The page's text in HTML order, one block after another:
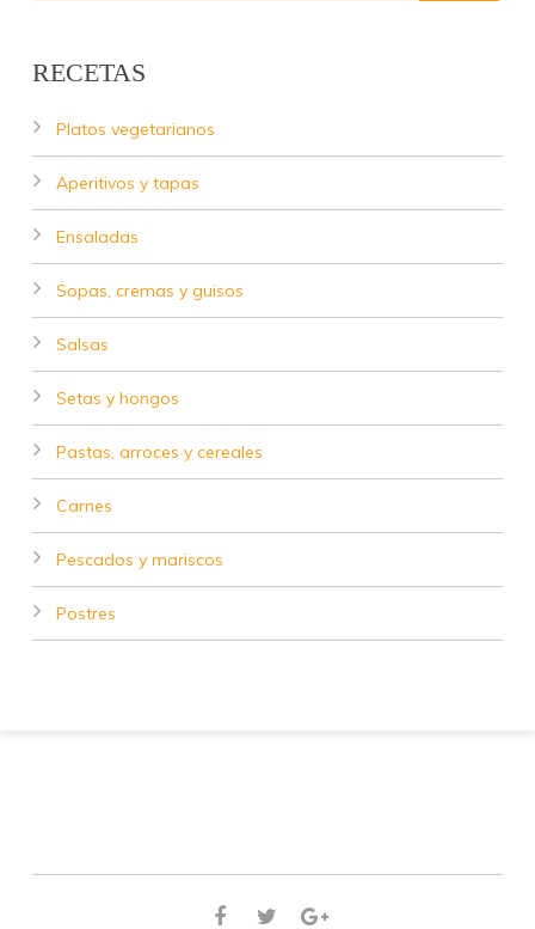
RECETAS
Platos vegetarianos
Aperitivos y tapas
Ensaladas
Sopas, cremas y guisos
Salsas
Setas y hongos
Pastas, arroces y cereales
Carnes
Pescados y mariscos
Postres